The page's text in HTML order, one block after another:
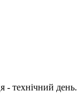
- технічний день.